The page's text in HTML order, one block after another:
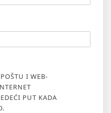
I WEB-
PUT KADA